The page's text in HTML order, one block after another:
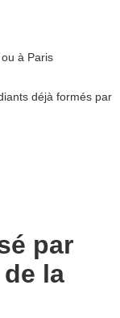
à Paris
déjà formés par
par
la